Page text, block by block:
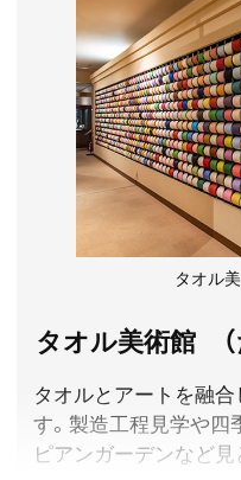
愛媛県今治市
観覧料／一般520円、
未満無料、高齢者(65
開館時間／9:00～17:00
休館日／12月29日～
必要なとき
アクセス／JR予讃線
所行き)で約9分「今治
所在地／愛媛県今治市
お問い合わせ／0898-
タオル
タオル美術館 （
タオルとアートを融
す。製造工程見学や四
ピアンガーデンなど見